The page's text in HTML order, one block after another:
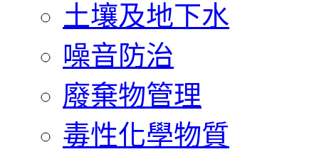
土壤及地下水
噪音防治
廢棄物管理
毒性化學物質